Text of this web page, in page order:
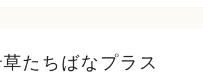
たちばなプラス